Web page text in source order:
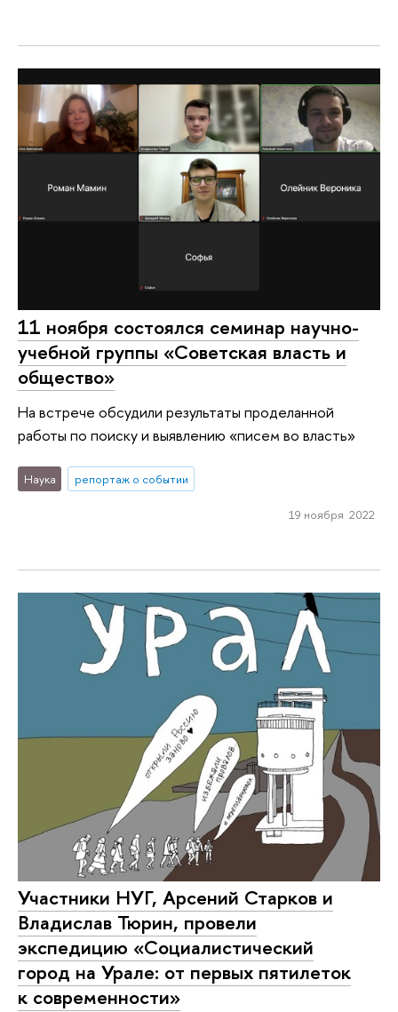
11 ноября состоялся семинар научно-
учебной группы «Советская власть и
общество»
На встрече обсудили результаты проделанной
работы по поиску и выявлению «писем во власть»
Наука репортаж о событии
19 ноября 2022
Участники НУГ, Арсений Старков и
Владислав Тюрин, провели
экспедицию «Социалистический
город на Урале: от первых пятилеток
к современности»